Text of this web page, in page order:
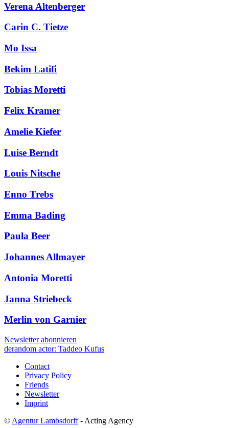
Verena Altenberger
Carin C. Tietze
Mo Issa
Bekim Latifi
Tobias Moretti
Felix Kramer
Amelie Kiefer
Luise Berndt
Louis Nitsche
Enno Trebs
Emma Bading
Paula Beer
Johannes Allmayer
Antonia Moretti
Janna Striebeck
Merlin von Garnier
Newsletter abonnieren
derandom actor: Taddeo Kufus
Contact
Privacy Policy
Friends
Newsletter
Imprint
© Agentur Lambsdorff- Acting Agency